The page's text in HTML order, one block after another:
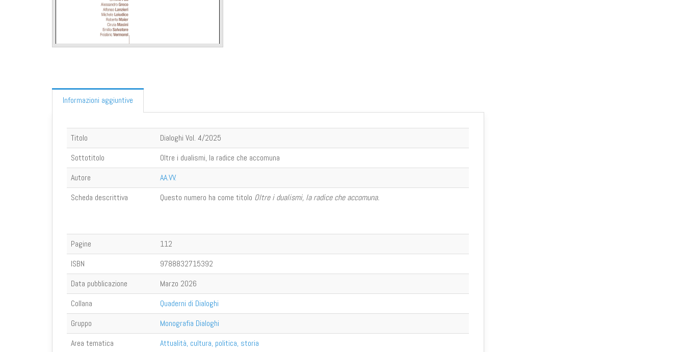
Informazioni aggiuntive
Titolo
Dialoghi Vol. 4/2025
Sottotitolo
Oltre i dualismi, la radice che accomuna
Autore
AA.VV.
Scheda descrittiva
Questo numero ha come titolo Oltre i dualismi, la radice che accomuna.
Pagine
112
ISBN
9788832715392
Data pubblicazione
Marzo 2026
Collana
Quaderni di Dialoghi
Gruppo
Monografia Dialoghi
Area tematica
Attualità, cultura, politica, storia